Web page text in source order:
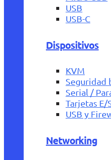
USB
USB-C
Dispositivos
KVM
Seguridad
Serial /
Tarjetas E/
USB y
Networking